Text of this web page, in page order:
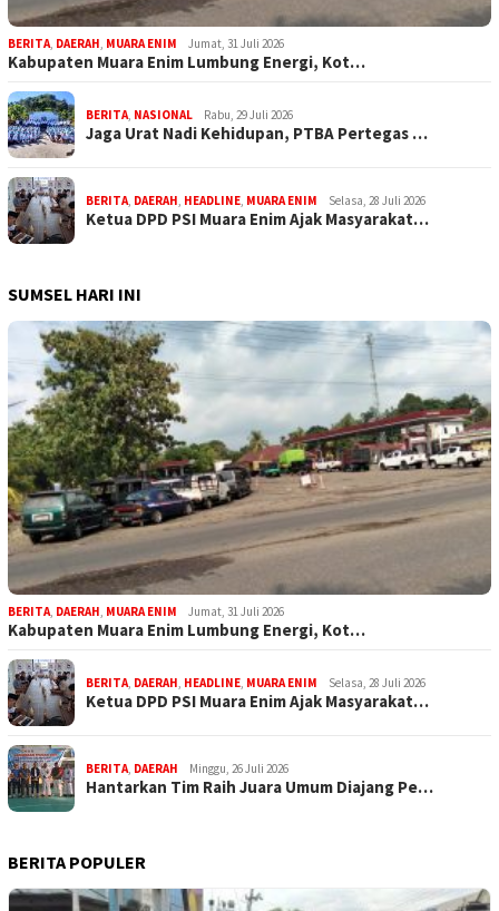
BERITA DAERAH MUARA ENIM Jumat, 31 Juli 2026
Kabupaten Muara Enim Lumbung Energi, Kot…
BERITA NASIONAL Rabu, 29 Juli 2026
Jaga Urat Nadi Kehidupan, PTBA Pertegas …
BERITA DAERAH HEADLINE MUARA ENIM Selasa, 28 Juli 2026
Ketua DPD PSI Muara Enim Ajak Masyarakat…
SUMSEL HARI INI
BERITA DAERAH MUARA ENIM Jumat, 31 Juli 2026
Kabupaten Muara Enim Lumbung Energi, Kot…
BERITA DAERAH HEADLINE MUARA ENIM Selasa, 28 Juli 2026
Ketua DPD PSI Muara Enim Ajak Masyarakat…
BERITA DAERAH Minggu, 26 Juli 2026
Hantarkan Tim Raih Juara Umum Diajang Pe…
BERITA POPULER